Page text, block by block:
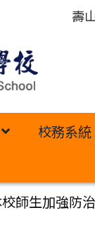
壽
校務系統
師生加強防